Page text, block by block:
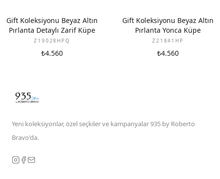
YENI
Gift Koleksiyonu Beyaz Altın
Pırlanta Detaylı Zarif Küpe
Z19028HPQ
₺4.560
YENI
Gift Koleksiyonu Beyaz Altın
Pırlanta Yonca Küpe
Z21841HP
₺4.560
Yeni koleksiyonlar, özel seçkiler ve kampanyalar 935 by Roberto
Bravo'da.